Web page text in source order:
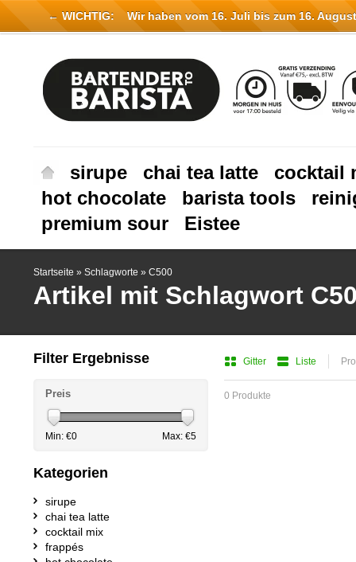
sirupe chai tea latte
cocktail
hot chocolate
barista tools
premium sour
Eistee
Startseite » Schlagworte » C500
Artikel mit Schlagwort
Gitter Liste
0 Produkte
Filter Ergebnisse
Preis
Min: €0 Max: €5
Kategorien
sirupe
chai tea latte
cocktail mix
frappés
← WICHTIG: Wir haben vom 16. Juli bis zum 16.